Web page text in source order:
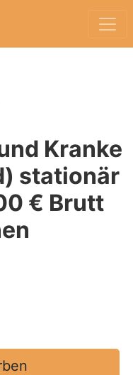
Kranke
stationär
€ Brutt